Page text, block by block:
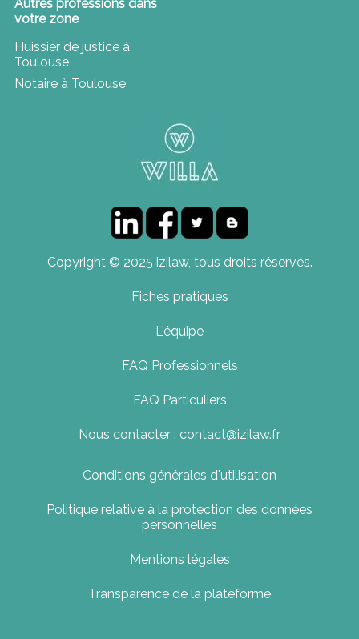
Autres professions dans
votre zone
Huissier de justice à
Toulouse
Notaire à Toulouse
Copyright © 2025 izilaw, tous droits réservés.
Fiches pratiques
L'équipe
FAQ Professionnels
FAQ Particuliers
Nous contacter : contact@izilaw.fr
Conditions générales d'utilisation
Politique relative à la protection des données
personnelles
Mentions légales
Transparence de la plateforme